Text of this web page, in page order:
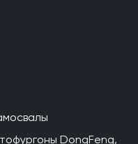
DongFeng,